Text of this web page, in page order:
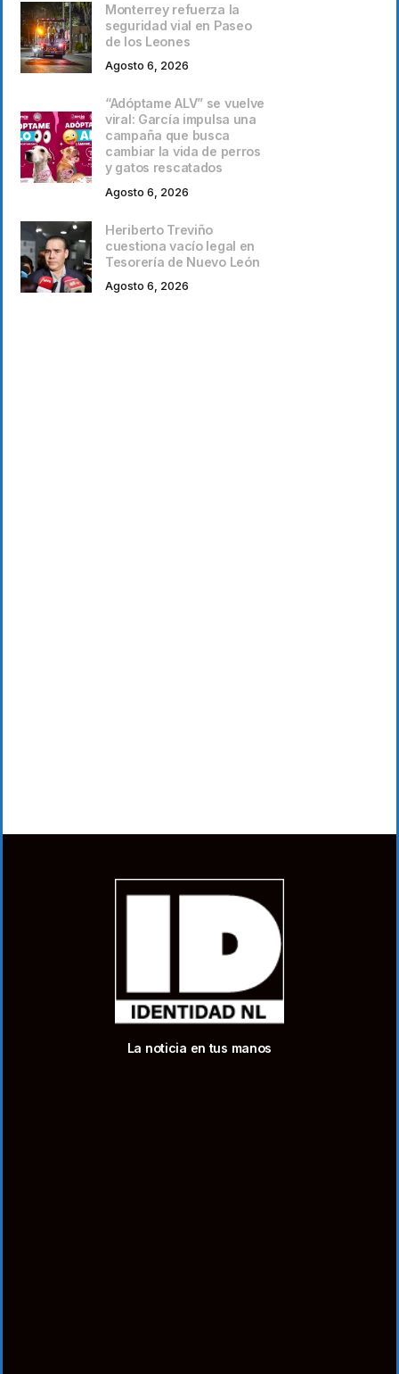
Monterrey refuerza la
seguridad vial en Paseo
de los Leones
Agosto 6, 2026
“Adóptame ALV” se vuelve
viral: García impulsa una
campaña que busca
cambiar la vida de perros
y gatos rescatados
Agosto 6, 2026
Heriberto Treviño
cuestiona vacío legal en
Tesorería de Nuevo León
Agosto 6, 2026
La noticia en tus manos